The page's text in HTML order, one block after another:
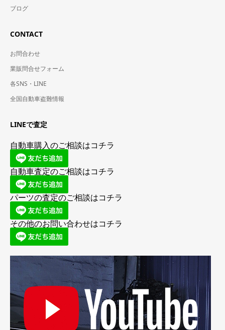
ブログ
CONTACT
お問合わせ
業販問合せフォーム
各SNS・LINE
全国自動車盗難情報
LINEで査定
自動車購入のご相談はコチラ
自動車査定のご相談はコチラ
パーツの査定のご相談はコチラ
その他のお問い合わせはコチラ